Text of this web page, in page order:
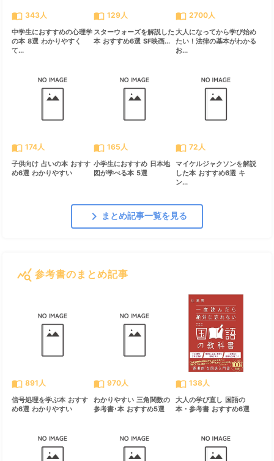
import_contacts 343人
中学生におすすめの心理学
の本 8選 わかりやすく
て...
import_contacts 129人
スターウォーズを解説した
本 おすすめ6選 SF映画...
import_contacts 2700人
大人になってから学び始め
たい！法律の基本がわかる
お...
import_contacts 174人
子供向け 占いの本 おすす
め6選 わかりやすい
import_contacts 165人
小学生におすすめ 日本地
図が学べる本 5選
import_contacts 72人
マイケルジャクソンを解説
した本 おすすめ6選 キ
ン...
chevron_right まとめ記事一覧を見る
query_stats 参考書のまとめ記事
import_contacts 891人
信号処理を学ぶ本 おすす
め6選 わかりやすい
import_contacts 970人
わかりやすい 三角関数の
参考書･本 おすすめ5選
import_contacts 138人
大人の学び直し 国語の
本・参考書 おすすめ6選